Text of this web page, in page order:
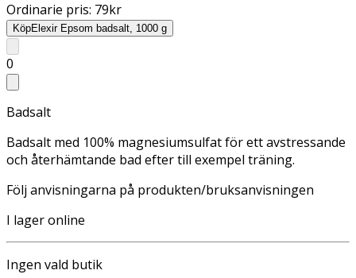
Ordinarie pris: 79kr
KöpElexir Epsom badsalt, 1000 g
0
Badsalt
Badsalt med 100% magnesiumsulfat för ett avstressande
och återhämtande bad efter till exempel träning.
Följ anvisningarna på produkten/bruksanvisningen
I lager online
Ingen vald butik